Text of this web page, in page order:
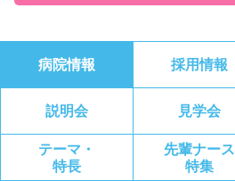
病院情報 採用情報
説明会 見学会
テーマ・
特長
先輩ナース
特集